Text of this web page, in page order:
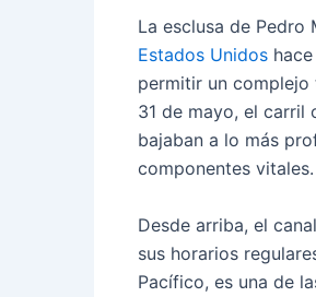
La esclusa de Pedro
Estados Unidos
permitir un complejo
31 de mayo, el carril
bajaban a lo más
componentes vitales.
Desde arriba, el
sus horarios
Pacífico, es una de